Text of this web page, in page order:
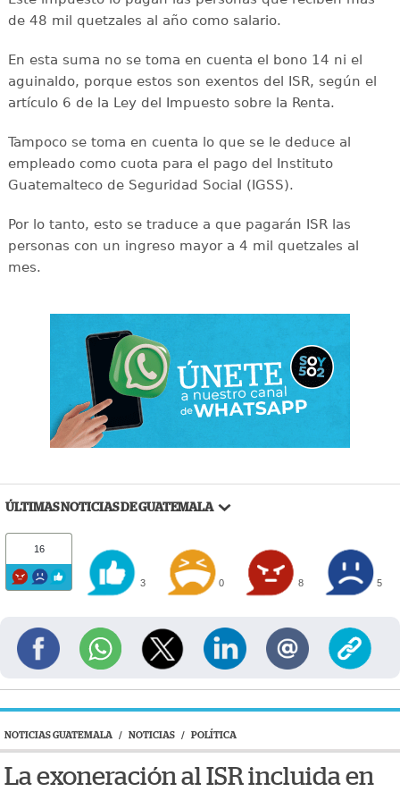
de 48 mil quetzales al año como salario.
En esta suma no se toma en cuenta el bono 14 ni el
aguinaldo, porque estos son exentos del ISR, según el
artículo 6 de la Ley del Impuesto sobre la Renta.
Tampoco se toma en cuenta lo que se le deduce al
empleado como cuota para el pago del Instituto
Guatemalteco de Seguridad Social (IGSS).
Por lo tanto, esto se traduce a que pagarán ISR las
personas con un ingreso mayor a 4 mil quetzales al
mes.
ÚLTIMAS NOTICIAS DE GUATEMALA
16
3 0 8 5
NOTICIAS GUATEMALA / NOTICIAS / POLÍTICA
La exoneración al ISR incluida en